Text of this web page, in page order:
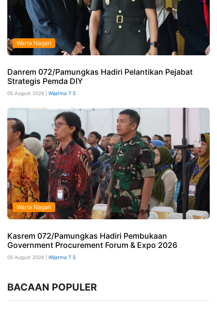
Warta Nagari
Danrem 072/Pamungkas Hadiri Pelantikan Pejabat
Strategis Pemda DIY
05 August 2026 | Wijatma T S
Warta Nagari
Kasrem 072/Pamungkas Hadiri Pembukaan
Government Procurement Forum & Expo 2026
05 August 2026 | Wijatma T S
BACAAN POPULER